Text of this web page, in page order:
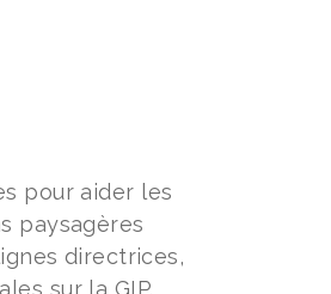
pour aider les
paysagères
directrices,
sur la GIP.